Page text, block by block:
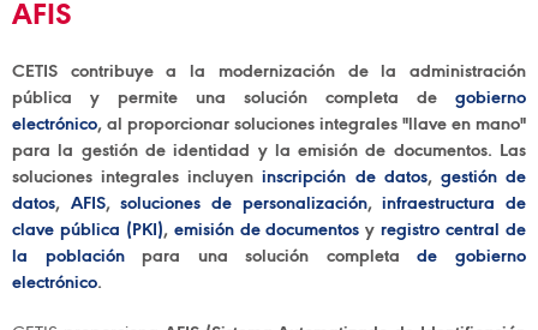
AFIS
CETIS contribuye a la modernización de la administración
pública y permite una solución completa de gobierno
electrónico, al proporcionar soluciones integrales "llave en mano"
para la gestión de identidad y la emisión de documentos. Las
soluciones integrales incluyeninscripción de datos, gestión de
datos, AFIS,soluciones de personalización,infraestructura de
clave pública (PKI), emisión de documentos yregistro central de
la poblaciónpara una solución completade gobierno
electrónico.